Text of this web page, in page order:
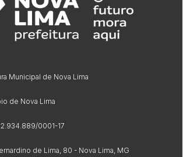
Municipal de Nova Lima
de Nova Lima
0001-17
de Lima, 80 - Nova Lima, MG